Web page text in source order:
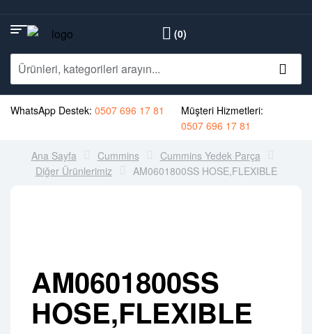
(0)
WhatsApp Destek: 0507 696 17 81
Müşteri Hizmetleri:
0507 696 17 81
Ana Sayfa Cummins
Cummins Yedek Parça
Diğer Ürünlerimiz
AM0601800SS HOSE,FLEXIBLE
AM0601800SS
HOSE,FLEXIBLE